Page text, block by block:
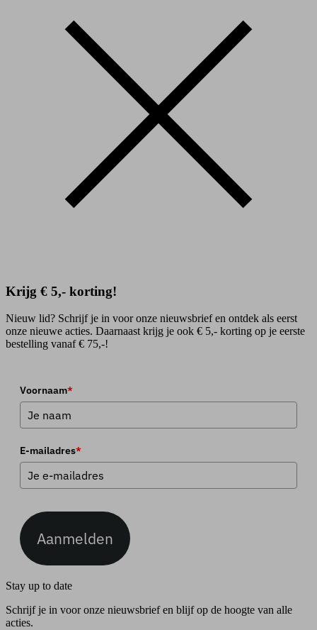
Krijg € 5,- korting!
Nieuw lid? Schrijf je in voor onze nieuwsbrief en ontdek als eerst
onze nieuwe acties. Daarnaast krijg je ook € 5,- korting op je eerste
bestelling vanaf € 75,-!
Voornaam*
E-mailadres*
Aanmelden
Stay up to date
Schrijf je in voor onze nieuwsbrief en blijf op de hoogte van alle
acties.